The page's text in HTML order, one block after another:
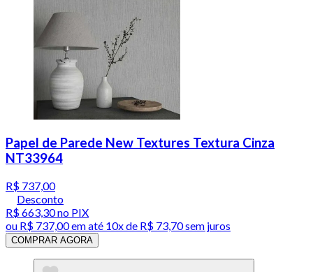
Papel de Parede New Textures Textura Cinza
NT33964
R$ 737,00
Desconto
R$ 663,30no PIX
ou R$ 737,00em até 10x de R$ 73,70 sem juros
COMPRAR AGORA